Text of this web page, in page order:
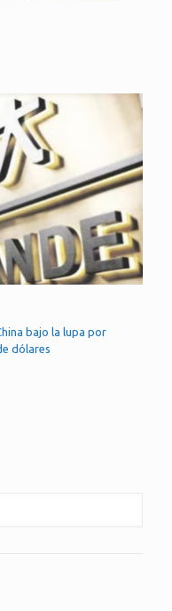
bajo la lupa por
dólares